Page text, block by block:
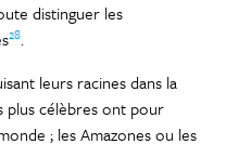
distinguer les
28.
leurs racines dans la
plus célèbres ont pour
; les Amazones ou les